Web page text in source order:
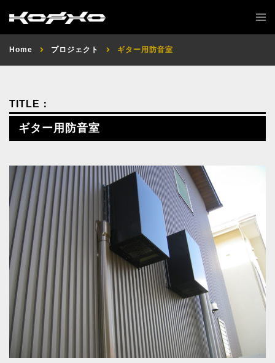
Home プロジェクト ギター用防音室
ギター用防音室